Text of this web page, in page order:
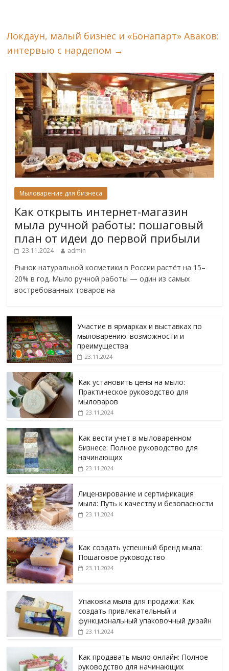
Локдаун, малый бизнес и «Бонапарт» Аваков:
интервью с нардепом →
Мыловарение для бизнеса
Как открыть интернет-магазин
мыла ручной работы: пошаговый
план от идеи до первой прибыли
23.11.2024 admin
Рынок натуральной косметики в России растёт на 15–
20% в год. Мыло ручной работы — один из самых
востребованных товаров на
Участие в ярмарках и выставках по
мыловарению: возможности и
преимущества
23.11.2024
Как установить цены на мыло:
Практическое руководство для
мыловаров
23.11.2024
Как вести учет в мыловаренном
бизнесе: Полное руководство для
начинающих
23.11.2024
Лицензирование и сертификация
мыла: Путь к качеству и безопасности
23.11.2024
Как создать успешный бренд мыла:
Пошаговое руководство
23.11.2024
Упаковка мыла для продажи: Как
создать привлекательный и
функциональный упаковочный дизайн
23.11.2024
Как продавать мыло онлайн: Полное
руководство для начинающих